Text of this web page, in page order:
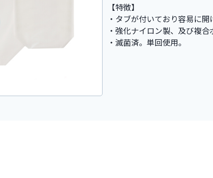
【特徴】
・タブが付いており容易に開
・強化ナイロン製、及び複合
・滅菌済。単回使用。